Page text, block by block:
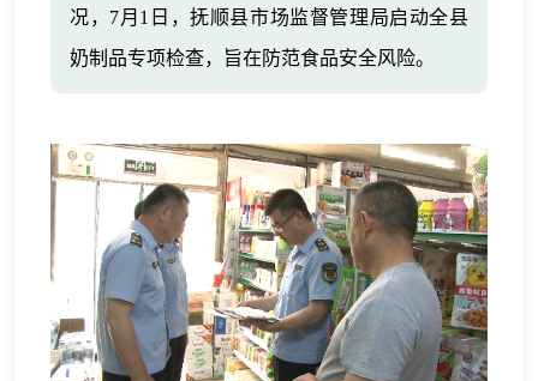
况，7月1日，抚顺县市场监督管理局启动全县
奶制品专项检查，旨在防范食品安全风险。